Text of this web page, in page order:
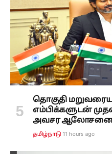
தொகுதி
எம்பிக்களுடன்
அவசர
தமிழ்நாடு 11 hours ago